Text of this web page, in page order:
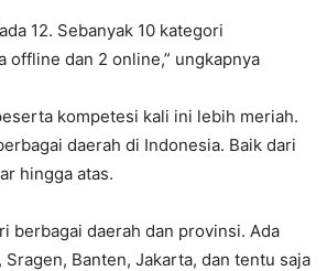
12. Sebanyak 10 kategori
offline dan 2 online,” ungkapnya
kompetesi kali ini lebih meriah.
daerah di Indonesia. Baik dari
hingga atas.
berbagai daerah dan provinsi. Ada
Sragen, Banten, Jakarta, dan tentu saja